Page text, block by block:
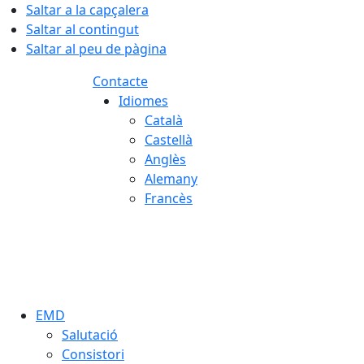
Saltar a la capçalera
Saltar al contingut
Saltar al peu de pàgina
Contacte
Idiomes
Català
Castellà
Anglès
Alemany
Francès
EMD
Salutació
Consistori